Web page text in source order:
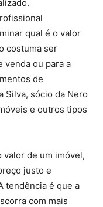
qual é o valor
costuma ser
venda ou para a
de
Silva, sócio da Nero
e outros tipos
valor de um imóvel,
justo e
tendência é que a
com mais